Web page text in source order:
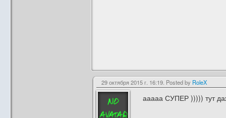
29 октября 2015 г. 16:19. Posted by RoleX
ааааа СУПЕР ))))) тут